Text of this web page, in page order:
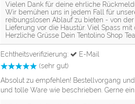
Vielen Dank für deine ehrliche
Wir bemühen uns in jedem Fall für
reibungslosen Ablauf zu bieten - von
Lieferung vor die Haustür. Viel Spass
Herzliche Grüsse Dein Tentolino Shop
(sehr gut)
Echtheitsverifizierung: E-Mail
Absolut zu empfehlen! Bestellvorgang
und tolle Ware wie beschrieben. Gerne